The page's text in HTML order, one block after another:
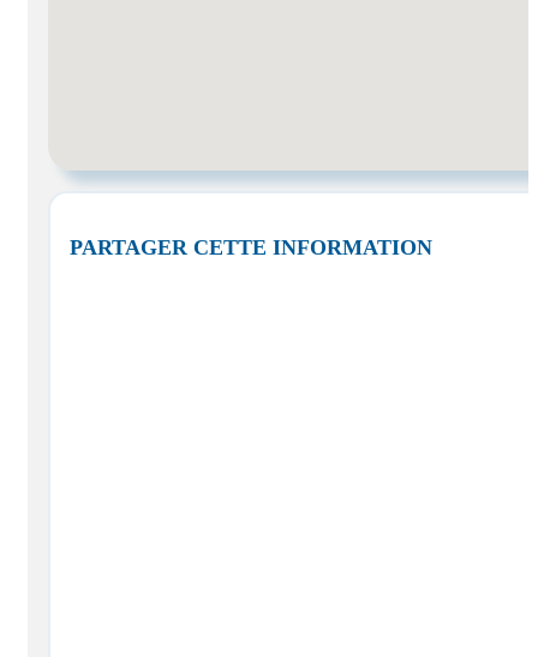
PARTAGER CETTE INFORMATION